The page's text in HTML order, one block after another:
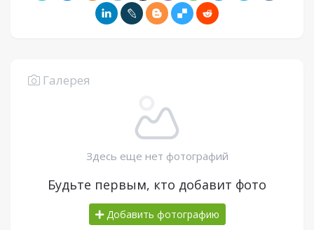
Галерея
Здесь еще нет фотографий
Будьте первым, кто добавит фото
Добавить фотографию